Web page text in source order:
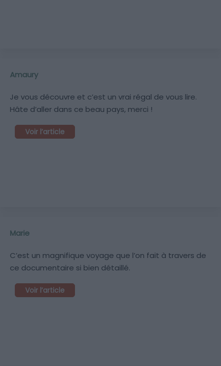
Amaury
Je vous découvre et c’est un vrai régal de vous lire.
Hâte d’aller dans ce beau pays, merci !
Voir l’article
Marie
C’est un magnifique voyage que l’on fait à travers de
ce documentaire si bien détaillé.
Voir l’article